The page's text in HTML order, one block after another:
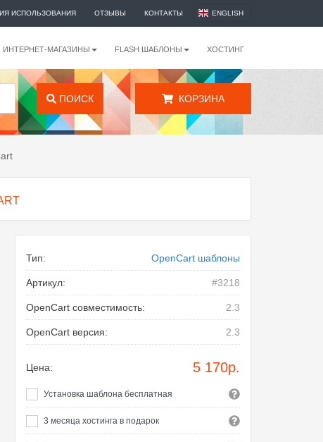
ИСПОЛЬЗОВАНИЯ ОТЗЫВЫ КОНТАКТЫ ENGLISH
ИНТЕРНЕТ-МАГАЗИНЫ FLASH ШАБЛОНЫ ХОСТИНГ
ПОИСК КОРЗИНА
Тип: OpenCart шаблоны
Артикул: #3218
OpenCart совместимость: 2.3
OpenCart версия: 2.3
Цена: 5 170р.
Установка шаблона бесплатная
3 месяца хостинга в подарок